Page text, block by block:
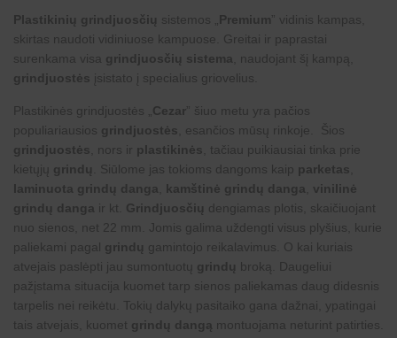
Plastikinių grindjuosčių sistemos „Premium ” vidinis kampas,
skirtas naudoti vidiniuose kampuose. Greitai ir paprastai
surenkama visa grindjuosčių sistema , naudojant šį kampą,
grindjuostės įsistato į specialius griovelius.
Plastikinės grindjuostės „Cezar” šiuo metu yra pačios
populiariausios grindjuostės , esančios mūsų rinkoje. Šios
grindjuostės , nors ir plastikinės , tačiau puikiausiai tinka prie
kietųjų grindų . Siūlome jas tokioms dangoms kaip parketas
laminuota grindų danga
kamštinė grindų danga
vinilinė
grindų danga ir kt. Grindjuosčių dengiamas plotis, skaičiuojant
nuo sienos, net 22 mm. Jomis galima uždengti visus plyšius, kurie
paliekami pagal grindų gamintojo reikalavimus. O kai kuriais
atvejais paslėpti jau sumontuotų grindų broką. Daugeliui
pažįstama situacija kuomet tarp sienos paliekamas daug didesnis
tarpelis nei reikėtu. Tokių dalykų pasitaiko gana dažnai, ypatingai
tais atvejais, kuomet grindų dangą montuojama neturint patirties.